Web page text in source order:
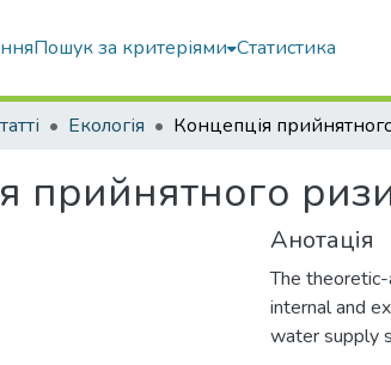
Пошук за критеріями Статистика
Екологія
прийнятного
Анотація
The
internal and
water supply